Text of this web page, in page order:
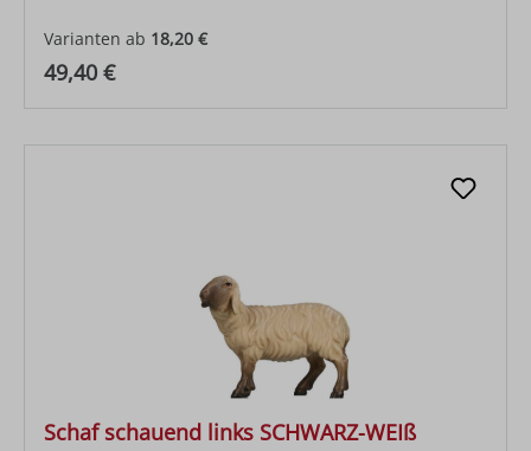
Varianten ab 18,20 €
Regulärer Preis:
49,40 €
Schaf schauend links SCHWARZ-WEIß